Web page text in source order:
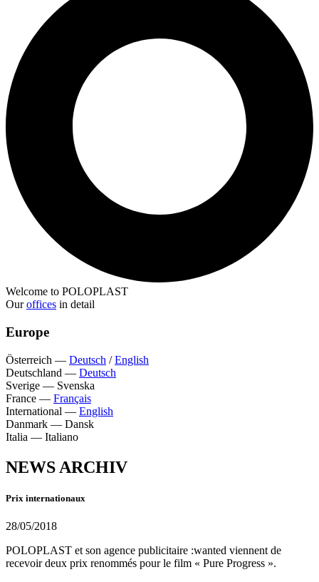
Welcome to POLOPLAST
Ouroffices in detail
Europe
Österreich — Deutsch /English
Deutschland — Deutsch
Sverige — Svenska
France — Français
International — English
Danmark — Dansk
Italia — Italiano
NEWS ARCHIV
Prix internationaux
28/05/2018
POLOPLAST et son agence publicitaire :wanted viennent de
recevoir deux prix renommés pour le film « Pure Progress ».